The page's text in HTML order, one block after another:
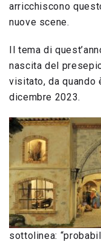
arricchiscono
nuove scene.
Il tema di
nascita del
visitato, da quando
dicembre 2023.
sottolinea: